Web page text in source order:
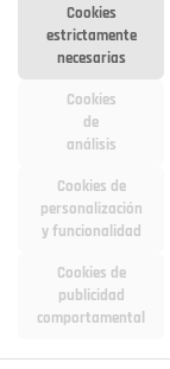
Cookies
estrictamente
necesarias
Cookies
de
análisis
Cookies de
personalización
y funcionalidad
Cookies de
publicidad
comportamental